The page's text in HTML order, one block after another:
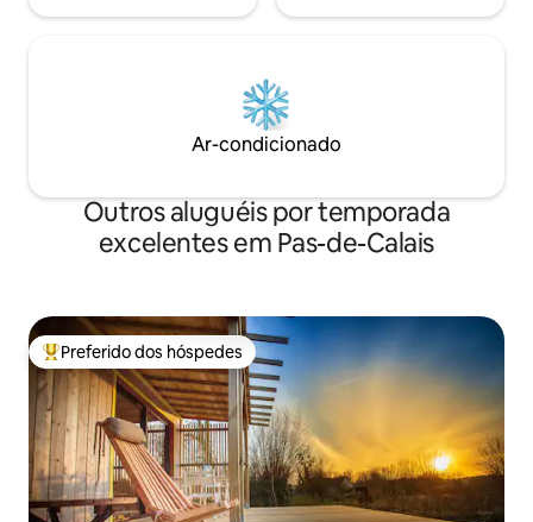
Ar-condicionado
Outros aluguéis por temporada
excelentes em Pas-de-Calais
Entre os melhores preferidos dos hóspedes
Preferido dos hóspedes